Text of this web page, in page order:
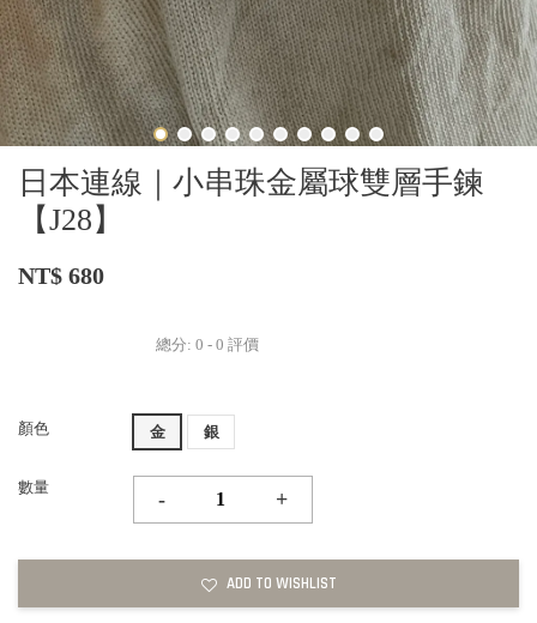
日本連線｜小串珠金屬球雙層手鍊
【J28】
NT$ 680
總分: 0 - 0 評價
顏色 金 銀
數量
- +
ADD TO WISHLIST